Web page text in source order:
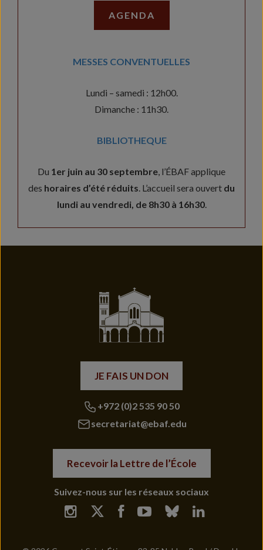
AGENDA
MESSES CONVENTUELLES
Lundi – samedi : 12h00.
Dimanche : 11h30.
BIBLIOTHEQUE
Du 1er juin au 30 septembre , l’ÉBAF applique
des horaires d’été réduits . L’accueil sera ouvert du
lundi au vendredi, de 8h30 à 16h30.
JE FAIS UN DON
+972 (0)2 535 90 50
secretariat@ebaf.edu
Recevoir la Lettre de l’École
Suivez-nous sur les réseaux sociaux